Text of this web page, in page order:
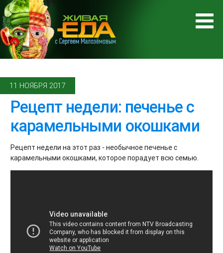
11 НОЯБРЯ 2017
Рецепт недели: печенье с
карамельными окошками
Рецепт недели на этот раз - необычное печенье с
карамельными окошками, которое порадует всю семью.